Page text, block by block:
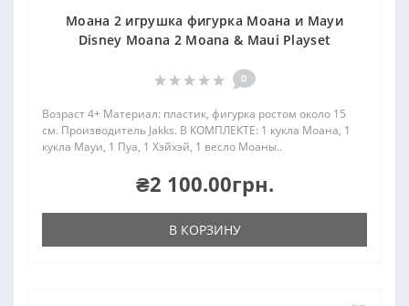
Моана 2 игрушка фигурка Моана и Мауи
Disney Moana 2 Moana & Maui Playset
0
Возраст 4+ Материал: пластик, фигурка ростом около 15
см. Производитель Jakks. В КОМПЛЕКТЕ: 1 кукла Моана, 1
кукла Мауи, 1 Пуа, 1 Хэйхэй, 1 весло Моаны..
₴2 100.00грн.
В КОРЗИНУ